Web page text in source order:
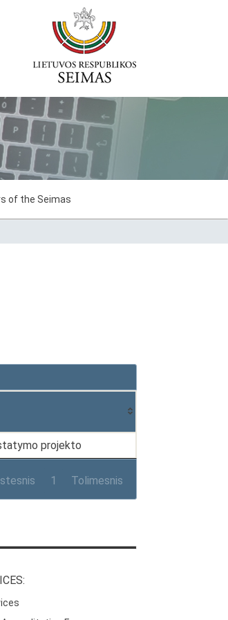
of the Seimas
projekto
1 Tolimesnis